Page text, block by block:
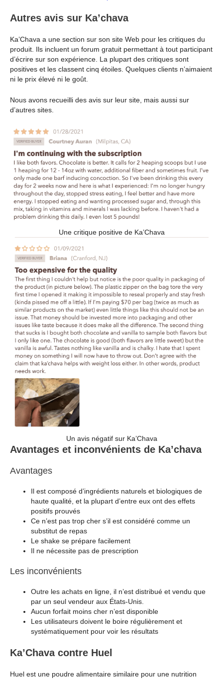
Autres avis sur Ka’chava
Ka’Chava a une section sur son site Web pour les critiques du
produit. Ils incluent un forum gratuit permettant à tout participant
d’écrire sur son expérience. La plupart des critiques sont
positives et les classent cinq étoiles. Quelques clients n’aimaient
ni le prix élevé ni le goût.
Nous avons recueilli des avis sur leur site, mais aussi sur
d’autres sites.
Une critique positive de Ka’Chava
Un avis négatif sur Ka’Chava
Avantages et inconvénients de Ka’chava
Avantages
Il est composé d’ingrédients naturels et biologiques de
haute qualité, et la plupart d’entre eux ont des effets
positifs prouvés
Ce n’est pas trop cher s’il est considéré comme un
substitut de repas
Le shake se prépare facilement
Il ne nécessite pas de prescription
Les inconvénients
Outre les achats en ligne, il n’est distribué et vendu que
par un seul vendeur aux États-Unis.
Aucun forfait moins cher n’est disponible
Les utilisateurs doivent le boire régulièrement et
systématiquement pour voir les résultats
Ka’Chava contre Huel
Huel est une poudre alimentaire similaire pour une nutrition